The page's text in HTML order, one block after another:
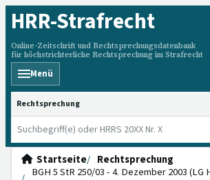
HRR-Strafrecht
Online-Zeitschrift und Rechtsprechungsdatenbank
für höchstrichterliche Rechtsprechung im Strafrecht
Menü
HRRS durchsuchen
Startseite
Rechtsprechung
BGH 5 StR 250/03 - 4. Dezember 2003 (LG